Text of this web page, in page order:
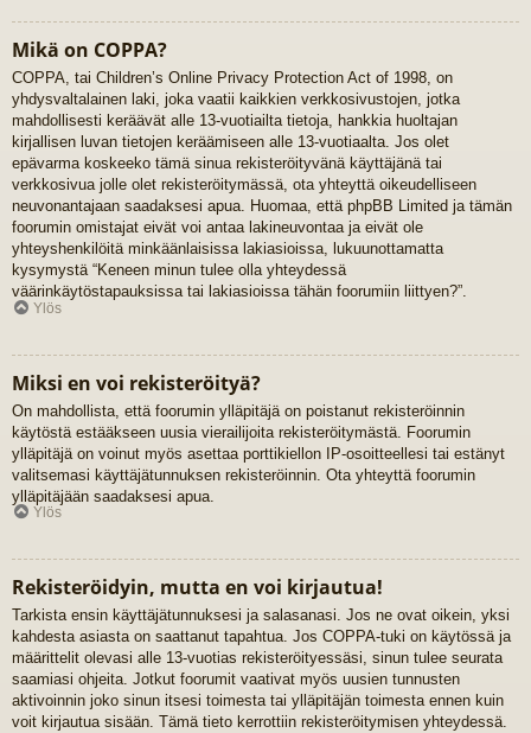
Mikä on COPPA?
COPPA, tai Children’s Online Privacy Protection Act of 1998, on
yhdysvaltalainen laki, joka vaatii kaikkien verkkosivustojen, jotka
mahdollisesti keräävät alle 13-vuotiailta tietoja, hankkia huoltajan
kirjallisen luvan tietojen keräämiseen alle 13-vuotiaalta. Jos olet
epävarma koskeeko tämä sinua rekisteröityvänä käyttäjänä tai
verkkosivua jolle olet rekisteröitymässä, ota yhteyttä oikeudelliseen
neuvonantajaan saadaksesi apua. Huomaa, että phpBB Limited ja tämän
foorumin omistajat eivät voi antaa lakineuvontaa ja eivät ole
yhteyshenkilöitä minkäänlaisissa lakiasioissa, lukuunottamatta
kysymystä “Keneen minun tulee olla yhteydessä
väärinkäytöstapauksissa tai lakiasioissa tähän foorumiin liittyen?”.
Ylös
Miksi en voi rekisteröityä?
On mahdollista, että foorumin ylläpitäjä on poistanut rekisteröinnin
käytöstä estääkseen uusia vierailijoita rekisteröitymästä. Foorumin
ylläpitäjä on voinut myös asettaa porttikiellon IP-osoitteellesi tai estänyt
valitsemasi käyttäjätunnuksen rekisteröinnin. Ota yhteyttä foorumin
ylläpitäjään saadaksesi apua.
Ylös
Rekisteröidyin, mutta en voi kirjautua!
Tarkista ensin käyttäjätunnuksesi ja salasanasi. Jos ne ovat oikein, yksi
kahdesta asiasta on saattanut tapahtua. Jos COPPA-tuki on käytössä ja
määrittelit olevasi alle 13-vuotias rekisteröityessäsi, sinun tulee seurata
saamiasi ohjeita. Jotkut foorumit vaativat myös uusien tunnusten
aktivoinnin joko sinun itsesi toimesta tai ylläpitäjän toimesta ennen kuin
voit kirjautua sisään. Tämä tieto kerrottiin rekisteröitymisen yhteydessä.